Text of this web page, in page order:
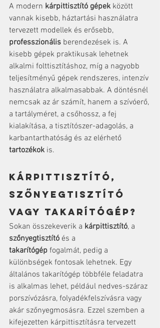
A modern kárpittisztító gépek között
vannak kisebb, háztartási használatra
tervezett modellek és erősebb,
professzionális berendezések is. A
kisebb gépek praktikusak lehetnek
alkalmi folttisztításhoz, míg a nagyobb
teljesítményű gépek rendszeres, intenzív
használatra alkalmasabbak. A döntésnél
nemcsak az ár számít, hanem a szívóerő,
a tartályméret, a csőhossz, a fej
kialakítása, a tisztítószer-adagolás, a
karbantarthatóság és az elérhető
tartozékok is.
Kárpittisztító,
szőnyegtisztító
vagy takarítógép?
Sokan összekeverik a kárpittisztító, a
szőnyegtisztító és a
takarítógép fogalmát, pedig a
különbségek fontosak lehetnek. Egy
általános takarítógép többféle feladatra
is alkalmas lehet, például nedves-száraz
porszívózásra, folyadékfelszívásra vagy
akár szőnyegmosásra. Ezzel szemben a
kifejezetten kárpittisztításra tervezett